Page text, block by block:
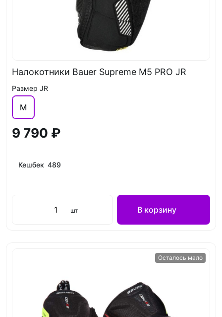
Налокотники Bauer Supreme M5 PRO JR
Размер JR
M
9 790 ₽
Кешбек 489
шт В корзину
Осталось мало